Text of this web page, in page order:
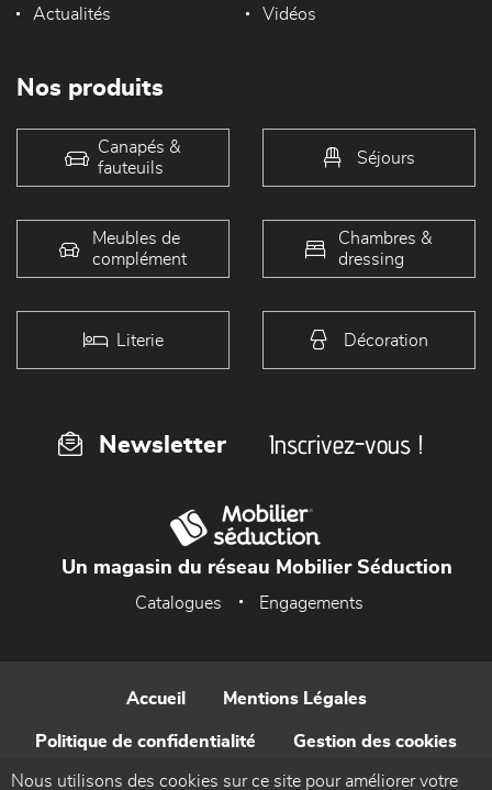
Actualités Vidéos
Nos produits
Canapés &
fauteuils
Séjours
Meubles de
complément
Chambres &
dressing
Literie Décoration
Newsletter Inscrivez-vous !
Un magasin du réseau Mobilier Séduction
Catalogues Engagements
Accueil Mentions Légales
Politique de confidentialité Gestion des cookies
Contact
Nous utilisons des cookies sur ce site pour améliorer votre